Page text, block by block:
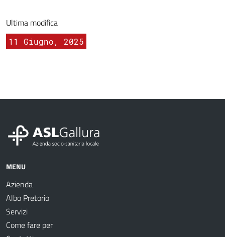
Ultima modifica
11 Giugno, 2025
MENU
Azienda
Albo Pretorio
Servizi
Come fare per